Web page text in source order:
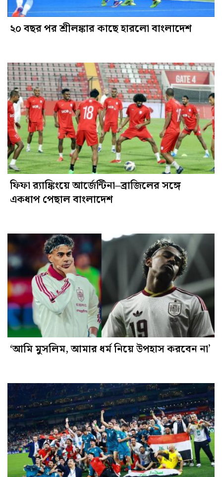
২০ বছর পর শ্রীলঙ্কার কাছে হারলো বাংলাদেশ
ফিফা র‍্যাঙ্কিংয়ে আর্জেন্টিনা–ব্রাজিলের সঙ্গে
একধাপ পেছাল বাংলাদেশ
‘আমি মুসলিম, আমার ধর্ম নিয়ে উপহাস করবেন না’